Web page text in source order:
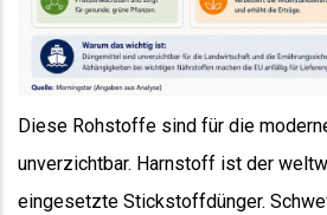
Diese Rohstoffe sind für die
unverzichtbar. Harnstoff ist der
eingesetzte Stickstoffdünger.